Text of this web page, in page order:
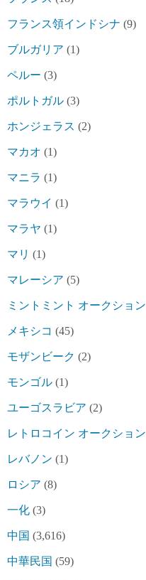
フランス領インドシナ (9)
ブルガリア (1)
ペルー (3)
ポルトガル (3)
ホンジェラス (2)
マカオ (1)
マニラ (1)
マラウイ (1)
マラヤ (1)
マリ (1)
マレーシア (5)
ミントミント オークション
メキシコ (45)
モザンビーク (2)
モンゴル (1)
ユーゴスラビア (2)
レトロコイン オークション
レバノン (1)
ロシア (8)
一化 (3)
中国 (3,616)
中華民国 (59)